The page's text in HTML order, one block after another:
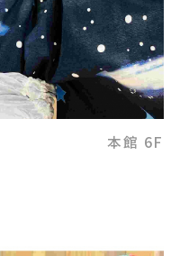
本館 6F